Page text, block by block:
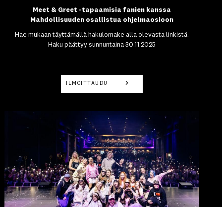
Meet & Greet -tapaamisia fanien kanssa
Mahdollisuuden osallistua ohjelmaosioon
Hae mukaan täyttämällä hakulomake alla olevasta linkistä.
Haku päättyy sunnuntaina 30.11.2025
ILMOITTAUDU